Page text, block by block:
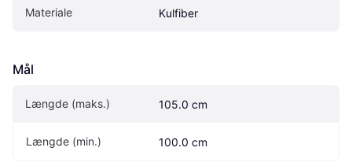
Materiale Kulfiber
Mål
Længde (maks.) 105.0 cm
Længde (min.) 100.0 cm